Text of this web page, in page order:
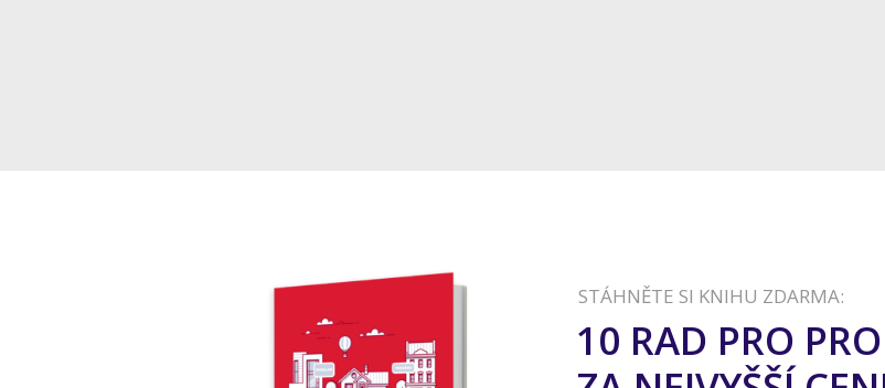
STÁHNĚTE SI KNIHU ZDARMA:
10 RAD PRO